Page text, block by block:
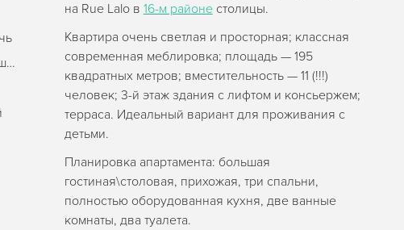
на Rue Lalo в 16-м районестолицы.
Квартира очень светлая и просторная; классная
современная меблировка; площадь — 195
квадратных метров; вместительность — 11 (!!!)
человек; 3-й этаж здания с лифтом и консьержем;
терраса. Идеальный вариант для проживания с
детьми.
Планировка апартамента: большая
гостиная\столовая, прихожая, три спальни,
полностью оборудованная кухня, две ванные
комнаты, два туалета.